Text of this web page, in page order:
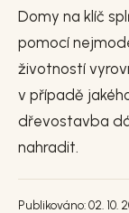
Domy na klíč
pomocí
životností
v případě
dřevostavba
nahradit.
Publikováno: 02. 10.